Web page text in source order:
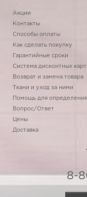
Акции
Контакты
Способы оплаты
Как сделать покупку
Гарантийные сроки
Система дисконтных карт
Возврат и замена товара
Ткани и уход за ними
Помощь для
Вопрос/Ответ
Цены
Доставка
8-